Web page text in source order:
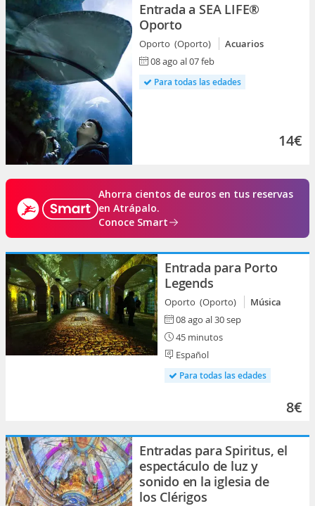
Entrada a SEA LIFE®
Oporto
Oporto (Oporto)
Acuarios
08 ago al 07 feb
Para todas las edades
14€
Ahorra cientos de euros en tus reservas
en Atrápalo.
Conoce Smart
Entrada para Porto
Legends
Oporto (Oporto)
Música
08 ago al 30 sep
45 minutos
Español
Para todas las edades
8€
Entradas para Spiritus, el
espectáculo de luz y
sonido en la iglesia de
los Clérigos